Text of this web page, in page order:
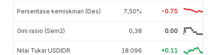
Persentase kemiskinan (Des) 7,50% -0.75
Gini rasio (Sem2) 0,38 0.00
Nilai Tukar USDIDR 18.096 +0.11